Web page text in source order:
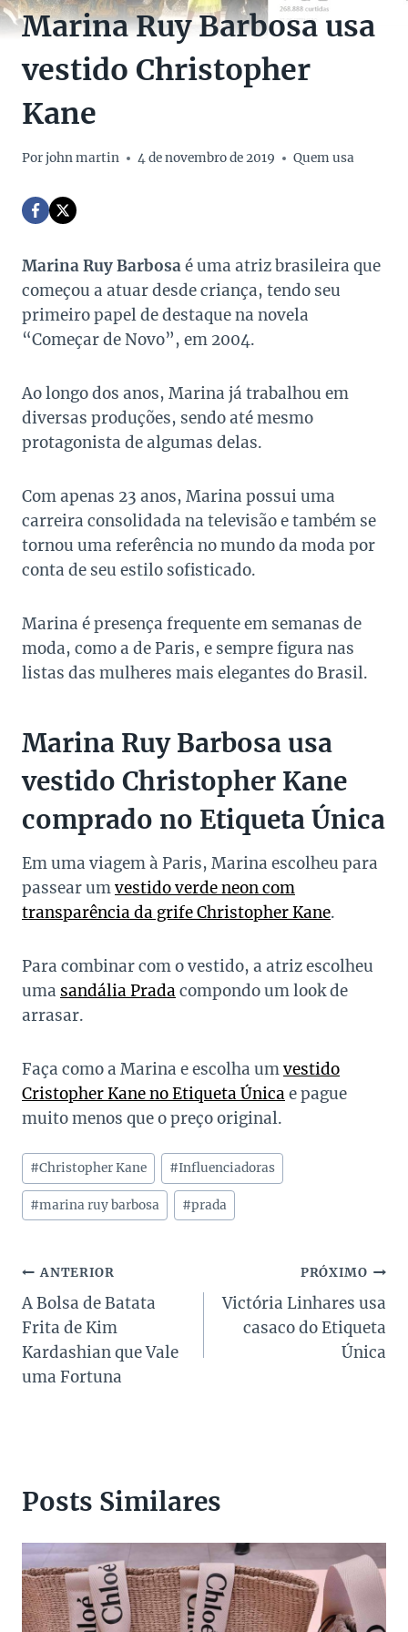
Marina Ruy Barbosa usa
vestido Christopher
Kane
Porjohn martin 4 de novembro de 2019 Quem usa
Marina Ruy Barbosaé uma atriz brasileira que
começou a atuar desde criança, tendo seu
primeiro papel de destaque na novela
“Começar de Novo”, em 2004.
Ao longo dos anos, Marina já trabalhou em
diversas produções, sendo até mesmo
protagonista de algumas delas.
Com apenas 23 anos, Marina possui uma
carreira consolidada na televisão e também se
tornou uma referência no mundo da moda por
conta de seu estilo sofisticado.
Marina é presença frequente em semanas de
moda, como a de Paris, e sempre figura nas
listas das mulheres mais elegantes do Brasil.
Marina Ruy Barbosa usa
vestido Christopher Kane
comprado no Etiqueta Única
Em uma viagem à Paris, Marina escolheu para
passear umvestido verde neon com
transparência da grife Christopher Kane.
Para combinar com o vestido, a atriz escolheu
uma sandália Prada compondo um look de
arrasar.
Faça como a Marina e escolha umvestido
Cristopher Kane no Etiqueta Única e pague
muito menos que o preço original.
Tags
do
Post:
#Christopher Kane #Influenciadoras
#marina ruy barbosa #prada
Navegação
de
Post
ANTERIOR
A Bolsa de Batata
Frita de Kim
Kardashian que Vale
uma Fortuna
PRÓXIMO
Victória Linhares usa
casaco do Etiqueta
Única
Posts Similares